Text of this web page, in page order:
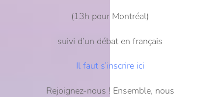
(13h pour Montréal)
suivi d’un débat en français
Il faut s’inscrire ici
Rejoignez-nous ! Ensemble, nous